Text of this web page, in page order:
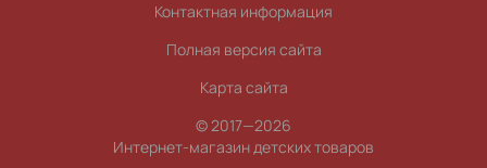
Контактная информация
Полная версия сайта
Карта сайта
© 2017—2026
Интернет-магазин детских товаров